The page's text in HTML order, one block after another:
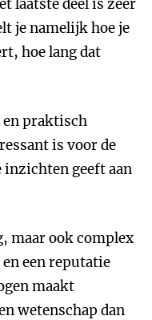
laatste deel is zeer
je namelijk hoe je
hoe lang dat
en praktisch
is voor de
inzichten geeft aan
maar ook complex
een reputatie
maakt
wetenschap dan